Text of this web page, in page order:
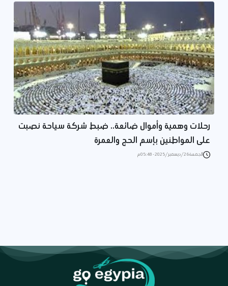
رحلات وهمية وأموال ضائعة.. ضبط شركة سياحة نصبت
على المواطنين بإسم الحج والعمرة
الجمعة 26/ديسمبر/2025 - 05:48 م